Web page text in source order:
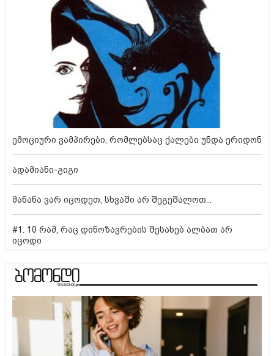
ემოციური ვამპირები, რომლებსაც ქალები უნდა ერიდონ
ადამიანი-გიგი
მანანა ვარ იცოდეთ, სხვაში არ შეგეშალოთ...
#1. 10 რამ, რაც დინოზავრების შესახებ ალბათ არ
იცოდი